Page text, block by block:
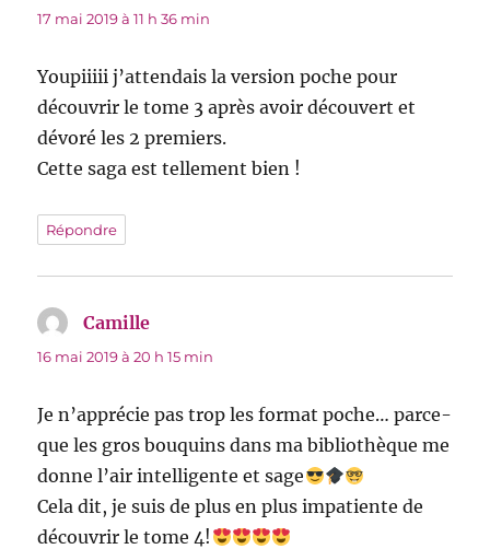
17 mai 2019 à 11 h 36 min
Youpiiiii j’attendais la version poche pour
découvrir le tome 3 après avoir découvert et
dévoré les 2 premiers.
Cette saga est tellement bien !
Répondre
Camille
16 mai 2019 à 20 h 15 min
Je n’apprécie pas trop les format poche… parce-
que les gros bouquins dans ma bibliothèque me
donne l’air intelligente et sage
Cela dit, je suis de plus en plus impatiente de
découvrir le tome 4!